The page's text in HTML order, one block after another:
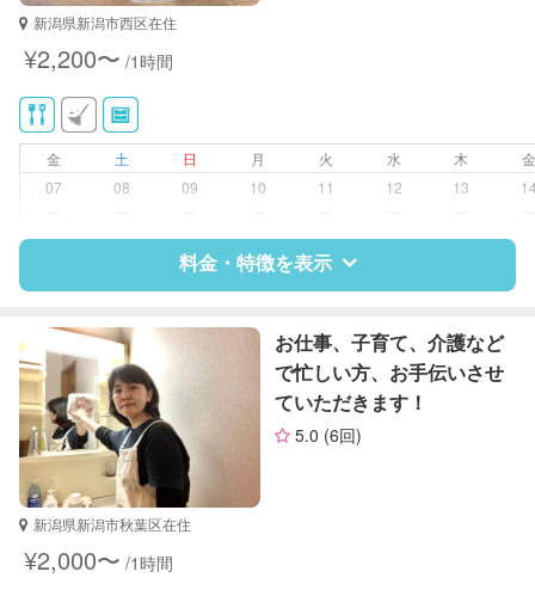
対応可能/特徴
掃除（洗面所、お風呂場、お手洗
ゴミの分別/ゴミ出し
近隣買い物
家庭料理
早朝対応
夜間対応
片付け/整理整頓
新潟県新潟市西区在住
¥2,200〜 /1時間
金 土 日 月 火 水 木
07
08 09 10 11 12 13
料金・特徴を表示
特徴 料金 レビュー
サポートの特徴
資格 なし
対応可能/特徴
洗濯
お仕事、子育て、介護など
で忙しい方、お手伝いさせ
ていただきます！
5.0 (6回)
新潟県新潟市秋葉区在住
¥2,000〜 /1時間